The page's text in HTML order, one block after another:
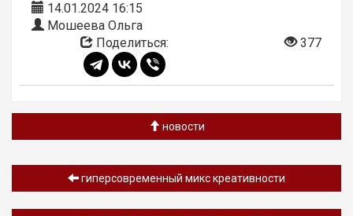
14.01.2024 16:15
Мошеева Ольга
Поделиться:
377
новости
гиперсовременный микс креативности